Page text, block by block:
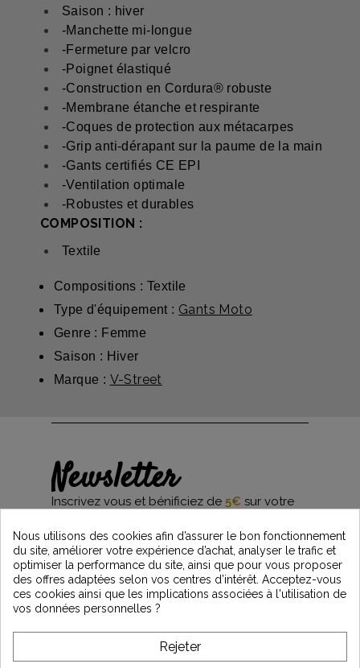
Saison : hiver
-Manchette mi-longue
-Fermeture par velcro
-Poignet élastiqué
-Construction en Cordura® robuste
-Membrane étanche et respirante
-Coques de protection aux métacarpes
-Grip anti-dérapant sur la paume de la main
-Gants certifiés CE EPI
-Ventilation optimale
-Robustes et durables
COMPOSITION :
Textile
Compositions : Textile
Type d'équipement : Gants Moto
Genre : Femme
Saison : Hiver
Marque : V-Street
Newsletter
Inscrivez vous et bénificiez de 5€ sur votre
et restez informés des dernières nouveautés
Vintage Motors
*Dès 99€ d'achat. En vous abonnant à notre newsletter, vous reconnaissez avoir pris
l'acceptez.
Nous utilisons des cookies afin d’assurer le bon fonctionnement
du site, améliorer votre expérience d’achat, analyser le trafic et
optimiser la performance du site, ainsi que pour vous proposer
des offres adaptées selon vos centres d’intérêt. Acceptez-vous
ces cookies ainsi que les implications associées à l'utilisation de
vos données personnelles ?
Rejeter